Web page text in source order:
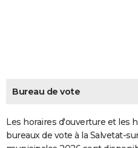
CARTE DE VOEUX
Dictionnaire
Biographies
Citations
Expressions
Proverbes
PROGRAMME TV
Bureau de vote
Les horaires d'ouverture et les
bureaux de vote à la Salvetat-